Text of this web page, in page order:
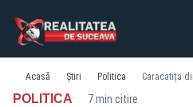
Acasă Știri Politica
POLITICA· 7 min citire